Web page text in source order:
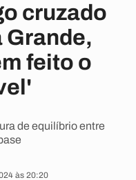
cruzado
Grande,
feito o
de equilíbrio entre
às 20:20